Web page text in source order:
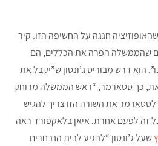
חגגה על החשיפה הזו. קיר
שהממשלה הפרה את הכללים, הם
הוא דרש מבוריס ג’ונסון ש”יקבל את
כך סטארמר, “ראש הממשלה מרוחק
את השורה הזו צריך להגיש
זה לפעם אחרת. איאן בלאקפורד ראה
שעל ג’ונסון “להגיע לבית הנבחרים